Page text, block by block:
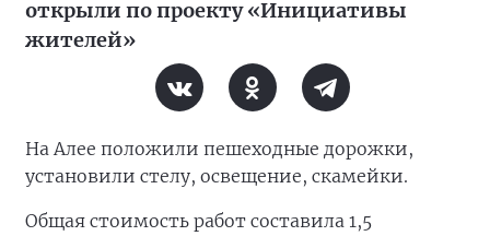
открыли по проекту «Инициативы
жителей»
На Алее положили пешеходные дорожки,
установили стелу, освещение, скамейки.
Общая стоимость работ составила 1,5